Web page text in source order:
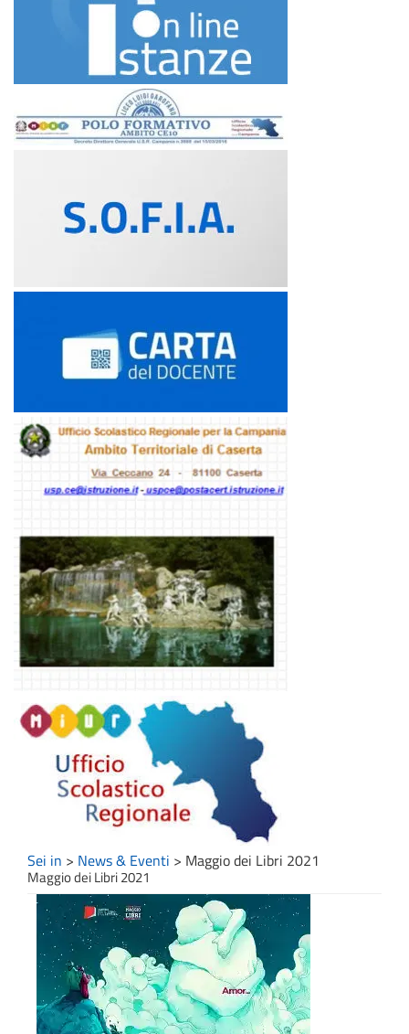
Sei in > News & Eventi > Maggio dei Libri 2021
Maggio dei Libri 2021